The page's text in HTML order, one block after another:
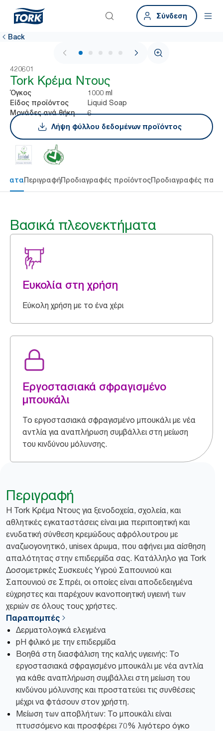
Σύνδεση
Back
1 / 5
420601
Tork Κρέμα Ντους
Όγκος 1000 ml
Είδος προϊόντος Liquid Soap
Μονάδες ανά θήκη
6
Λήψη φύλλου δεδομένων προϊόντος
ΠεριγραφήΠροδιαγραφές προϊόντοςΠροδιαγραφές
Βασικά πλεονεκτήματα
Ευκολία στη χρήση
Εύκολη χρήση με το ένα χέρι
Εργοστασιακά σφραγισμένο
μπουκάλι
Το εργοστασιακά σφραγισμένο μπουκάλι με νέα
αντλία για αναπλήρωση συμβάλλει στη μείωση
του κινδύνου μόλυνσης.
Περιγραφή
Η Tork Κρέμα Ντους για ξενοδοχεία, σχολεία, και
αθλητικές εγκαταστάσεις είναι μια περιποιητική και
ενυδατική σύνθεση κρεμώδους αφρόλουτρου με
αναζωογονητικό, unisex άρωμα, που αφήνει μια αίσθηση
απαλότητας στην επιδερμίδα σας. Κατάλληλο για Tork
Δοσομετρικές Συσκευές Υγρού Σαπουνιού και
Σαπουνιού σε Σπρέι, οι οποίες είναι αποδεδειγμένα
εύχρηστες και παρέχουν ικανοποιητική υγιεινή των
χεριών σε όλους τους χρήστες.
Παραπομπές
Δερματολογικά ελεγμένα
pH φιλικό με την επιδερμίδα
Βοηθά στη διασφάλιση της καλής υγιεινής: Το
εργοστασιακά σφραγισμένο μπουκάλι με νέα αντλία
για κάθε αναπλήρωση συμβάλλει στη μείωση του
κινδύνου μόλυνσης και προστατεύει τις συνθέσεις
μέχρι να φτάσουν στον χρήστη.
Μείωση των αποβλήτων: Το μπουκάλι είναι
πτυσσόμενο και προσφέρει 70% λιγότερο όγκο